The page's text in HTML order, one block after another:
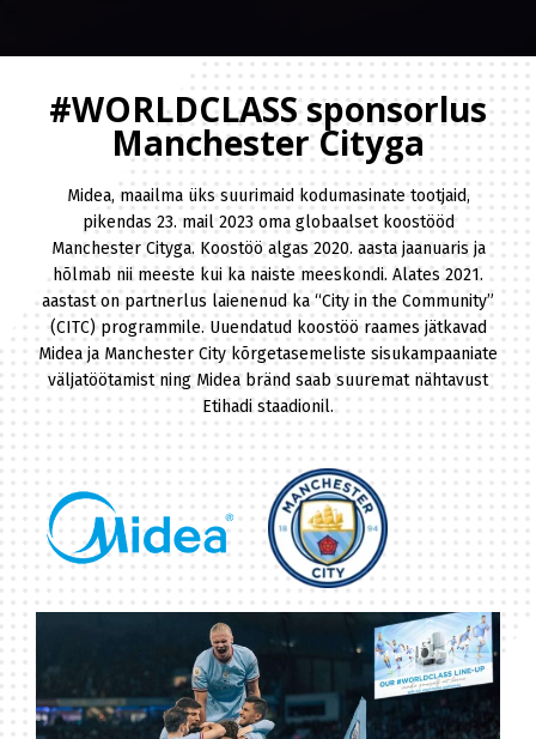
#WORLDCLASS sponsorlus
Manchester Cityga
Midea, maailma üks suurimaid kodumasinate tootjaid,
pikendas 23. mail 2023 oma globaalset koostööd
Manchester Cityga. Koostöö algas 2020. aasta jaanuaris ja
hõlmab nii meeste kui ka naiste meeskondi. Alates 2021.
aastast on partnerlus laienenud ka “City in the Community”
(CITC) programmile. Uuendatud koostöö raames jätkavad
Midea ja Manchester City kõrgetasemeliste sisukampaaniate
väljatöötamist ning Midea bränd saab suuremat nähtavust
Etihadi staadionil.